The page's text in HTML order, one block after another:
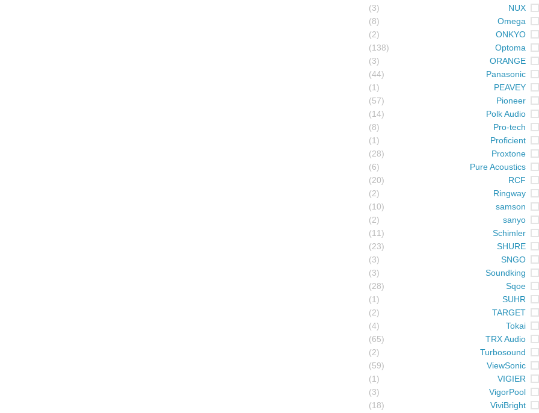
NUX
(3)
Omega
(8)
ONKYO
(2)
Optoma
(138)
ORANGE
(3)
Panasonic
(44)
PEAVEY
(1)
Pioneer
(57)
Polk Audio
(14)
Pro-tech
(8)
Proficient
(1)
Proxtone
(28)
Pure Acoustics
(6)
RCF
(20)
Ringway
(2)
samson
(10)
sanyo
(2)
Schimler
(11)
SHURE
(23)
SNGO
(3)
Soundking
(3)
Sqoe
(28)
SUHR
(1)
TARGET
(2)
Tokai
(4)
TRX Audio
(65)
Turbosound
(2)
ViewSonic
(59)
VIGIER
(1)
VigorPool
(3)
ViviBright
(18)